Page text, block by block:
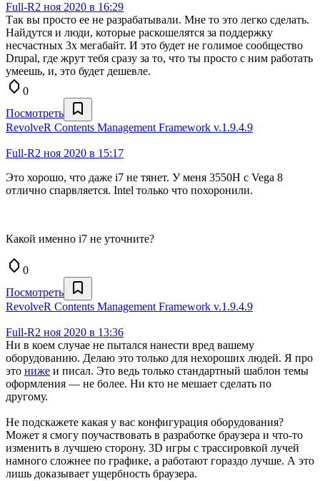
Full-R2 ноя 2020 в 16:29
Так вы просто ее не разрабатывали. Мне то это легко сделать.
Найдутся и люди, которые раскошелятся за поддержку
несчастных 3х мегабайт. И это будет не голимое сообщество
Drupal, где жрут тебя сразу за то, что ты просто с ним работать
умеешь, и, это будет дешевле.
0
Посмотреть
RevolveR Contents Management Framework v.1.9.4.9
Full-R2 ноя 2020 в 15:17
Это хорошо, что даже i7 не тянет. У меня 3550H с Vega 8
отлично спарвляется. Intel только что похоронили.
Какой именно i7 не уточните?
0
Посмотреть
RevolveR Contents Management Framework v.1.9.4.9
Full-R2 ноя 2020 в 13:36
Ни в коем случае не пытался нанести вред вашему
оборудованию. Делаю это только для нехороших людей. Я про
это ниже и писал. Это ведь только стандартный шаблон темы
оформления — не более. Ни кто не мешает сделать по
другому.
Не подскажете какая у вас конфигурация оборудования?
Может я смогу поучаствовать в разработке браузера и что-то
изменить в лучшею сторону. 3D игры с трассировкой лучей
намного сложнее по графике, а работают гораздо лучше. А это
лишь доказывает ущербность браузера.